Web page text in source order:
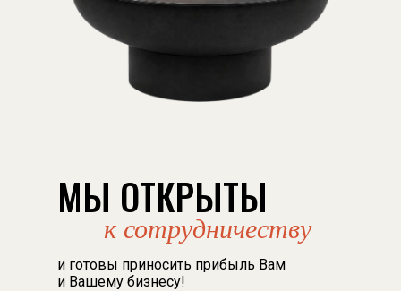
и готовы приносить прибыль Вам
и Вашему бизнесу!
МЫ ОТКРЫТЫ
к сотрудничеству